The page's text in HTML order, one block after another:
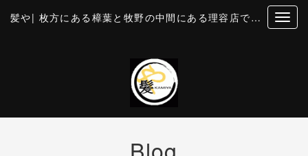
髪や| 枚方にある樟葉と牧野の中間にある理容店です。個室風の空間でカットとお顔そり・美容・理容